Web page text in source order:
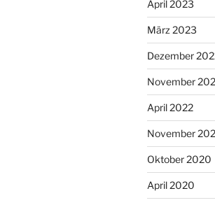
April 2023
März 2023
Dezember
November
April 2022
November
Oktober 2020
April 2020